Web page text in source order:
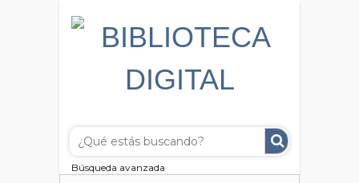
Búsqueda avanzada